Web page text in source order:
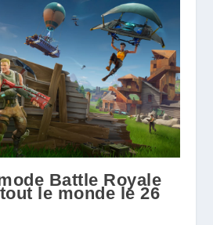
Battle Royale
le monde le 26